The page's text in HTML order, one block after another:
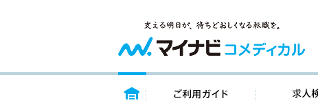
トップページ ご利用ガイド